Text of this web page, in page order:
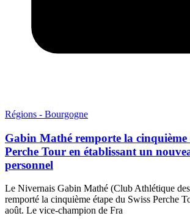
Régions - Bourgogne
Gabin Mathé remporte la cinquième
Perche Tour en établissant un
personnel
Le Nivernais Gabin Mathé (Club Athlétique
remporté la cinquième étape du Swiss Perche
août. Le vice-champion de Fra